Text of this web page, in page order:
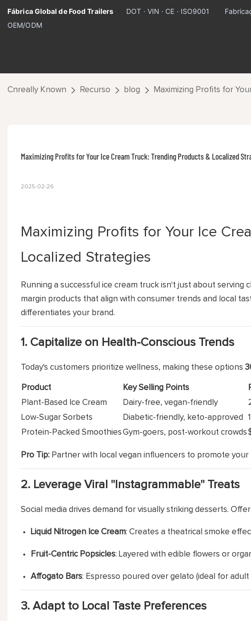
Fábrica Global de Food Trailers DOT · VIN · CE · ISO9001
OEM/ODM
Cnreally Known Recurso blog Maximizing Profits for
Maximizing Profits for Your Ice Cream Truck: Trending Products & Localized
2025-02-26
Maximizing Profits for Your Ice
Localized Strategies
Running a successful ice cream truck isn't just about
margin products that align with consumer trends and local
differentiates your brand.
1. Capitalize on Health-Conscious Trends
Today's customers prioritize wellness, making these options
Product Key Selling Points
Plant-Based Ice Cream
Dairy-free, vegan-friendly
Low-Sugar Sorbets
Diabetic-friendly, keto-approved
Protein-Packed SmoothiesGym-goers, post-workout crowds
Pro Tip:Partner with local vegan influencers to promote your
2. Leverage Viral "Instagrammable" Treats
Social media drives demand for visually striking desserts.
Liquid Nitrogen Ice Cream: Creates a theatrical smoke
Fruit-Centric Popsicles: Layered with edible flowers or
Affogato Bars: Espresso poured over gelato (ideal for
3. Adapt to Local Taste Preferences